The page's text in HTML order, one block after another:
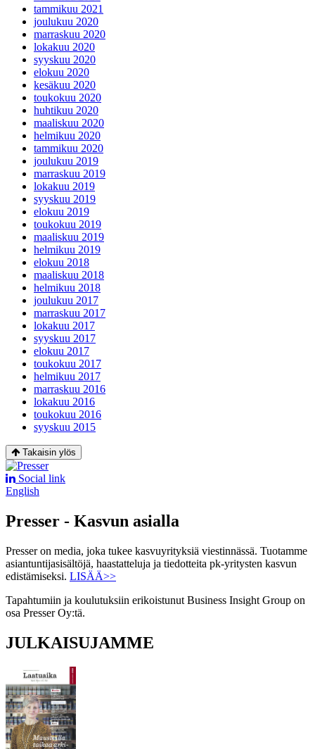
tammikuu 2021
joulukuu 2020
marraskuu 2020
lokakuu 2020
syyskuu 2020
elokuu 2020
kesäkuu 2020
toukokuu 2020
huhtikuu 2020
maaliskuu 2020
helmikuu 2020
tammikuu 2020
joulukuu 2019
marraskuu 2019
lokakuu 2019
syyskuu 2019
elokuu 2019
toukokuu 2019
maaliskuu 2019
helmikuu 2019
elokuu 2018
maaliskuu 2018
helmikuu 2018
joulukuu 2017
marraskuu 2017
lokakuu 2017
syyskuu 2017
elokuu 2017
toukokuu 2017
helmikuu 2017
marraskuu 2016
lokakuu 2016
toukokuu 2016
syyskuu 2015
Takaisin ylös
Social link
English
Presser - Kasvun asialla
Presser on media, joka tukee kasvuyrityksiä viestinnässä. Tuotamme
asiantuntijasisältöjä, haastatteluja ja tiedotteita pk-yritysten kasvun
edistämiseksi. LISÄÄ>>
Tapahtumiin ja koulutuksiin erikoistunut Business Insight Group on
osa Presser Oy:tä.
JULKAISUJAMME